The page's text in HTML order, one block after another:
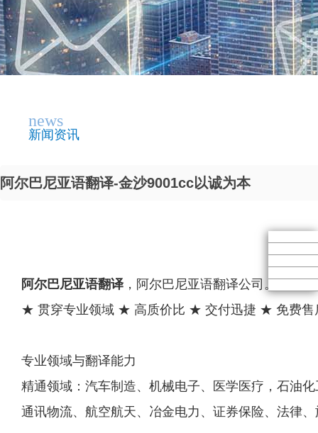
news
新闻资讯
阿尔巴尼亚语翻译-金沙9001cc以诚为本
阿尔巴尼亚语翻译，阿尔巴尼亚语翻译公司。
★ 贯穿专业领域 ★ 高质价比 ★ 交付迅捷 ★ 免费售
专业领域与翻译能力
精通领域：汽车制造、机械电子、医学医疗，石油
通讯物流、航空航天、冶金电力、证券保险、法律